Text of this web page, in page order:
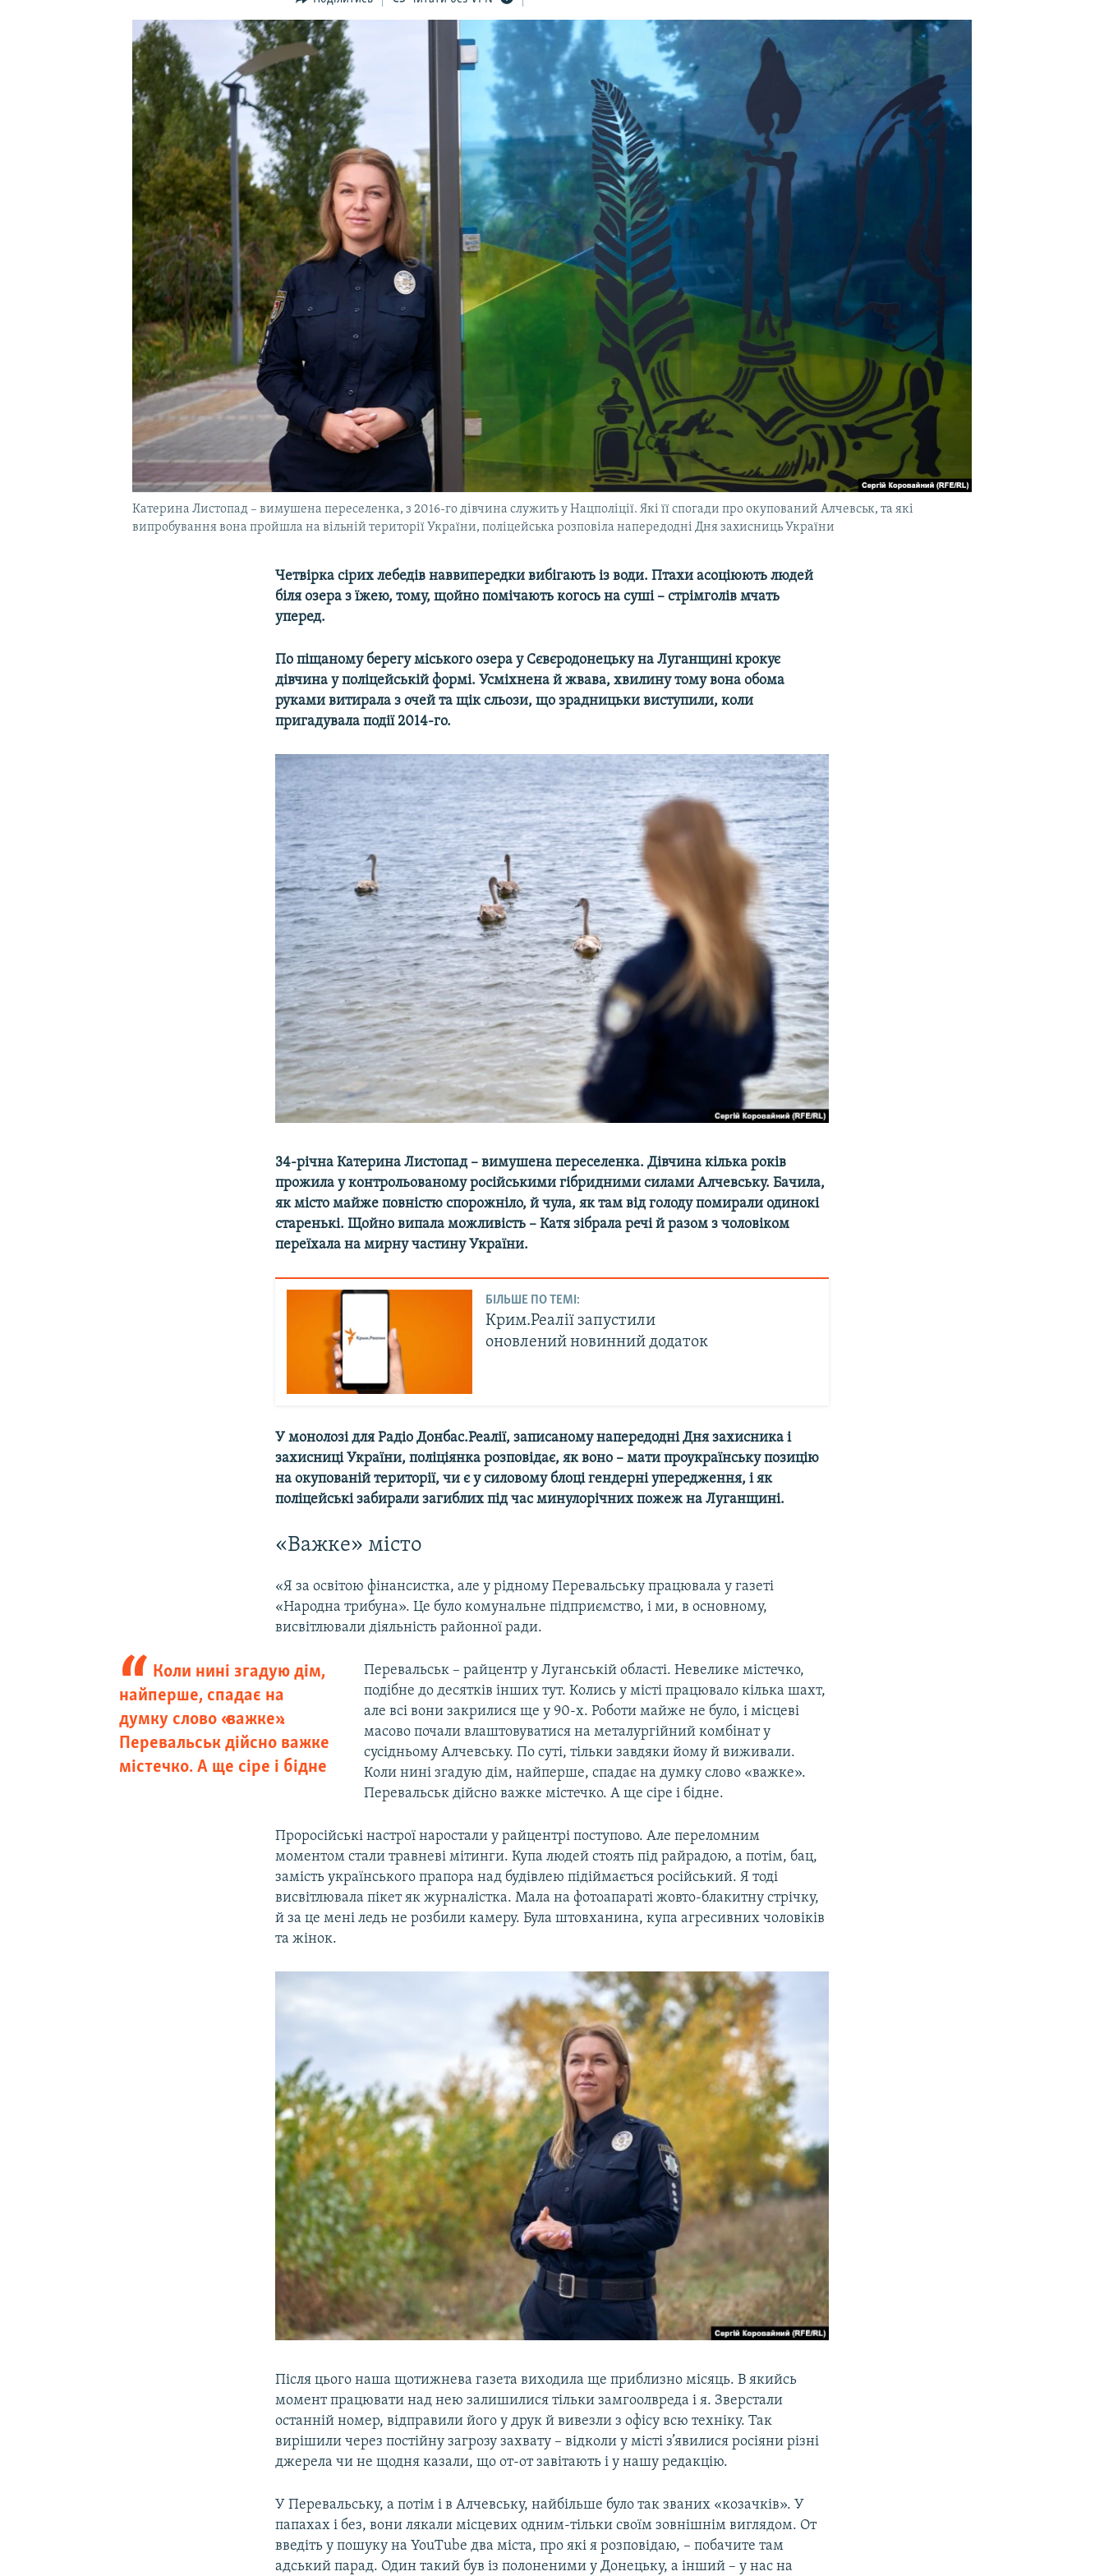
УКРАЇНСЬКА ПРОБЛЕМА КРИМУ
Катерина Листопад – вимушена переселенка, з 2016-го дівчина служить у Нацполіції. Які її спогади про окупований Алчевськ, та які
випробування вона пройшла на вільній території України, поліцейська розповіла напередодні Дня захисниць України
Четвірка сірих лебедів наввипередки вибігають із води. Птахи асоціюють людей
біля озера з їжею, тому, щойно помічають когось на суші – стрімголів мчать
уперед.
По піщаному берегу міського озера у Сєвєродонецьку на Луганщині крокує
дівчина у поліцейській формі. Усміхнена й жвава, хвилину тому вона обома
руками витирала з очей та щік сльози, що зрадницьки виступили, коли
пригадувала події 2014-го.
34-річна Катерина Листопад – вимушена переселенка. Дівчина кілька років
прожила у контрольованому російськими гібридними силами Алчевську. Бачила,
як місто майже повністю спорожніло, й чула, як там від голоду помирали одинокі
старенькі. Щойно випала можливість – Катя зібрала речі й разом з чоловіком
переїхала на мирну частину України.
БІЛЬШЕ ПО ТЕМІ:
Крим.Реалії запустили
оновлений новинний додаток
У монолозі для Радіо Донбас.Реалії, записаному напередодні Дня захисника і
захисниці України, поліціянка розповідає, як воно – мати проукраїнську позицію
на окупованій території, чи є у силовому блоці гендерні упередження, і як
поліцейські забирали загиблих під час минулорічних пожеж на Луганщині.
«Важке» місто
«Я за освітою фінансистка, але у рідному Перевальську працювала у газеті
«Народна трибуна». Це було комунальне підприємство, і ми, в основному,
висвітлювали діяльність районної ради.
Коли нині згадую дім,
найперше, спадає на
думку слово «важке».
Перевальськ дійсно важке
містечко. А ще сіре і бідне
Перевальськ – райцентр у Луганській області. Невелике містечко,
подібне до десятків інших тут. Колись у місті працювало кілька шахт,
але всі вони закрилися ще у 90-х. Роботи майже не було, і місцеві
масово почали влаштовуватися на металургійний комбінат у
сусідньому Алчевську. По суті, тільки завдяки йому й виживали.
Коли нині згадую дім, найперше, спадає на думку слово «важке».
Перевальськ дійсно важке містечко. А ще сіре і бідне.
Проросійські настрої наростали у райцентрі поступово. Але переломним
моментом стали травневі мітинги. Купа людей стоять під райрадою, а потім, бац,
замість українського прапора над будівлею підіймається російський. Я тоді
висвітлювала пікет як журналістка. Мала на фотоапараті жовто-блакитну стрічку,
й за це мені ледь не розбили камеру. Була штовханина, купа агресивних чоловіків
та жінок.
Після цього наша щотижнева газета виходила ще приблизно місяць. В якийсь
момент працювати над нею залишилися тільки замгоолвреда і я. Зверстали
останній номер, відправили його у друк й вивезли з офісу всю техніку. Так
вирішили через постійну загрозу захвату – відколи у місті з’явилися росіяни різні
джерела чи не щодня казали, що от-от завітають і у нашу редакцію.
У Перевальську, а потім і в Алчевську, найбільше було так званих «козачків». У
папахах і без, вони лякали місцевих одним-тільки своїм зовнішнім виглядом. От
введіть у пошуку на YouTube два міста, про які я розповідаю, – побачите там
адський парад. Один такий був із полоненими у Донецьку, а інший – у нас на